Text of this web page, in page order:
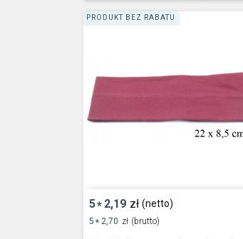
5* 2,19 zł (netto)
5 * 2,70 zł (brutto)
PRODUKT BEZ RABATU